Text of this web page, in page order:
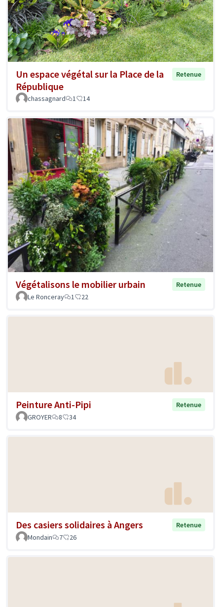
Un espace végétal sur la Place de la
République
Retenue
chassagnard 1 14
Végétalisons le mobilier urbain
Retenue
Le Ronceray
1 22
Peinture Anti-Pipi
Retenue
GROYER
8 34
Des casiers solidaires à Angers
Retenue
Mondain
7 26